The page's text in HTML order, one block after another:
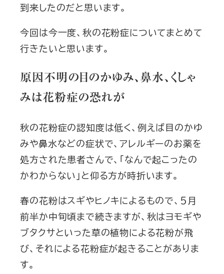
到来したのだと思います。
今回は今一度、秋の花粉症についてまとめて
行きたいと思います。
原因不明の目のかゆみ、鼻水、くしゃ
みは花粉症の恐れが
秋の花粉症の認知度は低く、例えば目のかゆ
みや鼻水などの症状で、アレルギーのお薬を
処方された患者さんで、「なんで起こったの
かわからない」と仰る方が時折います。
春の花粉はスギやヒノキによるもので、５月
前半か中旬頃まで続きますが、秋はヨモギや
ブタクサといった草の植物による花粉が飛
び、それによる花粉症が起きることがありま
す。